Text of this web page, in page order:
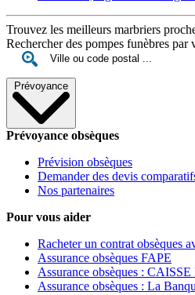
Trouvez les meilleurs marbriers
Rechercher des pompes funèbres par
Prévoyance
Prévoyance obsèques
Prévision obsèques
Demander des devis
Nos partenaires
Pour vous aider
Racheter un contrat obsèques
Assurance obsèques FAPE
Assurance obsèques :
Assurance obsèques : La